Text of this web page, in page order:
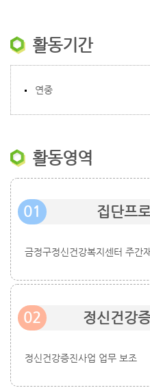
활동기간
연중
활동영역
01 집단프
금정구정신건강복지센터 주간
02 정신건강
정신건강증진사업 업무 보조